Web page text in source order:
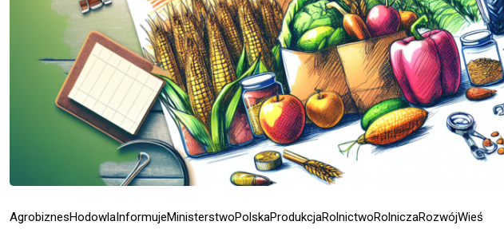
AgrobiznesHodowlaInformujeMinisterstwoPolskaProdukcjaRolnictwoRolniczaRozwójWieś